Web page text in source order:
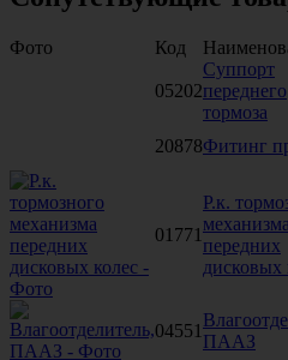
Фото Код
05202
Суппорт
переднего
тормоза
20878Фитинг
01771
Р.к.
механизма
передних
дисковых
04551
ПААЗ